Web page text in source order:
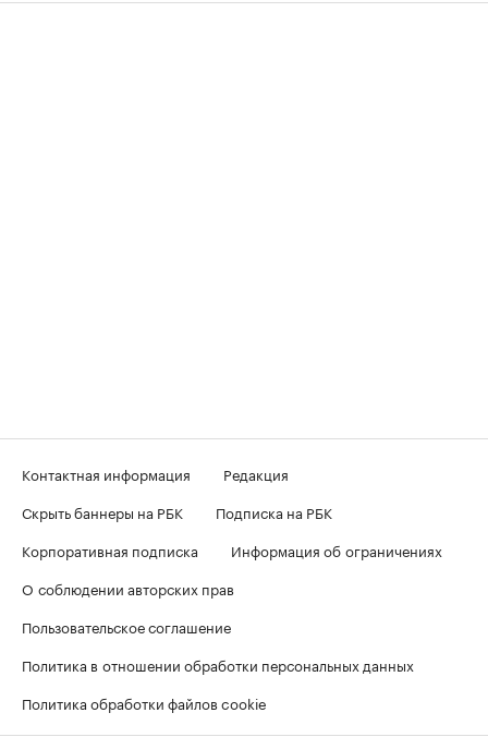
Контактная информация
Редакция
Скрыть баннеры на РБК
Подписка на РБК
Корпоративная подписка
Информация об ограничениях
О соблюдении авторских прав
Пользовательское соглашение
Политика в отношении обработки персональных данных
Политика обработки файлов cookie